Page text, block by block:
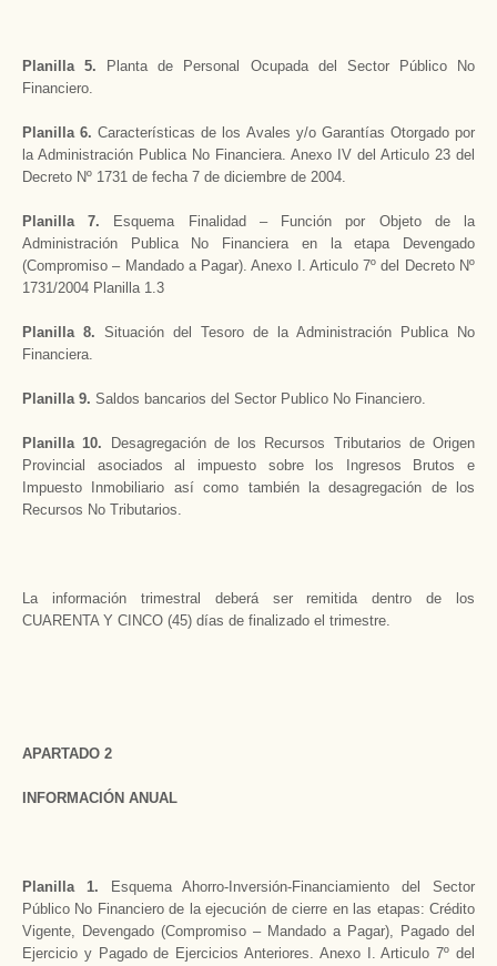
Planilla 5. Planta de Personal Ocupada del Sector Público No
Financiero.
Planilla 6. Características de los Avales y/o Garantías Otorgado por
la Administración Publica No Financiera. Anexo IV del Articulo 23 del
Decreto Nº 1731 de fecha 7 de diciembre de 2004.
Planilla 7. Esquema Finalidad – Función por Objeto de la
Administración Publica No Financiera en la etapa Devengado
(Compromiso – Mandado a Pagar). Anexo I. Articulo 7º del Decreto Nº
1731/2004 Planilla 1.3
Planilla 8. Situación del Tesoro de la Administración Publica No
Financiera.
Planilla 9. Saldos bancarios del Sector Publico No Financiero.
Planilla 10. Desagregación de los Recursos Tributarios de Origen
Provincial asociados al impuesto sobre los Ingresos Brutos e
Impuesto Inmobiliario así como también la desagregación de los
Recursos No Tributarios.
La información trimestral deberá ser remitida dentro de los
CUARENTA Y CINCO (45) días de finalizado el trimestre.
APARTADO 2
INFORMACIÓN ANUAL
Planilla 1. Esquema Ahorro-Inversión-Financiamiento del Sector
Público No Financiero de la ejecución de cierre en las etapas: Crédito
Vigente, Devengado (Compromiso – Mandado a Pagar), Pagado del
Ejercicio y Pagado de Ejercicios Anteriores. Anexo I. Articulo 7º del